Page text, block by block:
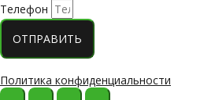
Телефон
ОТПРАВИТЬ
Политика конфиденциальности